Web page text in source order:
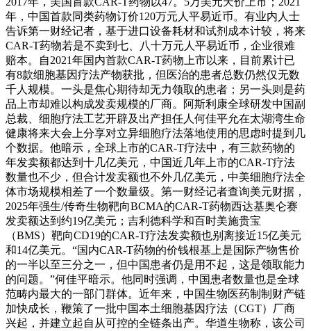
年，中国首款同类药物订价120万元人平易近币。有业内人士
告诉第一财经记者，基于进口设备耗材和试剂成本计较，将来
CAR-T药物若是不卖到七、八十万元人平易近币，企业很难
赔本。自2021年国内首款CAR-T药物上市以来，目前累计已
有8款细胞基因疗法产物获批，但医治的患者总数仍然仅无数
千人规模。一头是焦心期待却无力领取的患者；另一头则是药
品上市却难以构成发卖规模的厂商。阿斯利康全球研发中国副
总裁、细胞疗法工艺开辟及出产担任人何佳平允在太湖湾生命
健康将来大会上分享对立异细胞疗法落地使用的思虑时提到几
个数据。他暗示，全球上市的CAR-T疗法中，有三款药物的
年发卖额都达到十几亿美元，中国近几年上市的CAR-T疗法
数量也不少，但合计发卖额也不外几亿美元，中美细胞疗法全
体市场规模相差了一个数量级。第一财经记者查询美元财据，
2025年强生/传奇生物靶向BCMA的CAR-T药物西达基奥仑赛
发卖额达到约19亿美元；吉利德科学和百时美施贵宝
（BMS）靶向CD19的CAR-T疗法发卖额也别离接近15亿美元
和14亿美元。“国内CAR-T药物的价钱根基上是国际产物售价
的一半以至三分之一，但中国患者仍是用不起，这是领取能力
的问题。”何佳平暗示。他同时强调，中国患者数量也是全球
范畴内最大的一部门群体。近年来，中国生物医药制制财产链
加快成长，鞭策了一批中国本土细胞基因疗法（CGT）厂商
兴起，并建立起自从可控的全链条出产。华道生物称，该公司